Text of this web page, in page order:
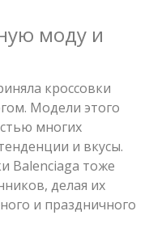
моду и
кроссовки
Модели этого
многих
и вкусы.
Balenciaga тоже
делая их
и праздничного